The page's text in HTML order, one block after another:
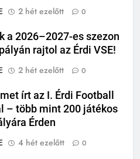
2 hét ezelőtt 0
a 2026–2027-es szezon
rajtol az Érdi VSE!
2 hét ezelőtt 0
írt az I. Érdi Football
– több mint 200 játékos
Érden
4 hét ezelőtt 0